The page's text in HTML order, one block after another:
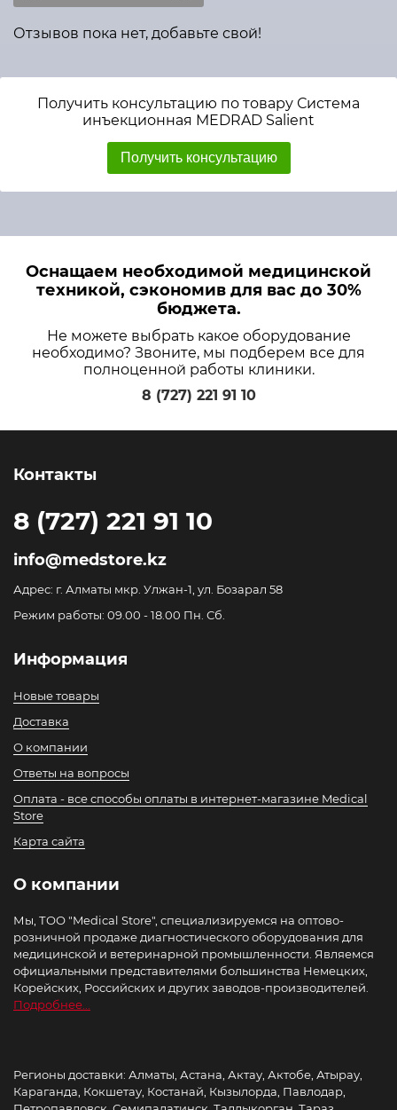
Отзывов пока нет, добавьте свой!
Получить консультацию по товару Система
инъекционная MEDRAD Salient
Получить консультацию
Оснащаем необходимой медицинской
техникой, сэкономив для вас до 30%
бюджета.
Не можете выбрать какое оборудование
необходимо? Звоните, мы подберем все для
полноценной работы клиники.
8 (727) 221 91 10
Контакты
8 (727) 221 91 10
info@medstore.kz
Адрес: г. Алматы мкр. Улжан-1, ул. Бозарал 58
Режим работы: 09.00 - 18.00 Пн. Сб.
Информация
Новые товары
Доставка
О компании
Ответы на вопросы
Оплата - все способы оплаты в интернет-магазине Medical
Store
Карта сайта
О компании
Мы, ТОО "Medical Store", специализируемся на оптово-
розничной продаже диагностического оборудования для
медицинской и ветеринарной промышленности. Являемся
официальными представителями большинства Немецких,
Корейских, Российских и других заводов-производителей.
Подробнее...
Регионы доставки: Алматы, Астана, Актау, Актобе, Атырау,
Караганда, Кокшетау, Костанай, Кызылорда, Павлодар,